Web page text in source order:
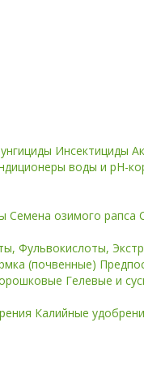
Инсектициды
воды и pH-
Семена озимого рапса
Фульвокислоты,
(почвенные)
Гелевые и
Калийные